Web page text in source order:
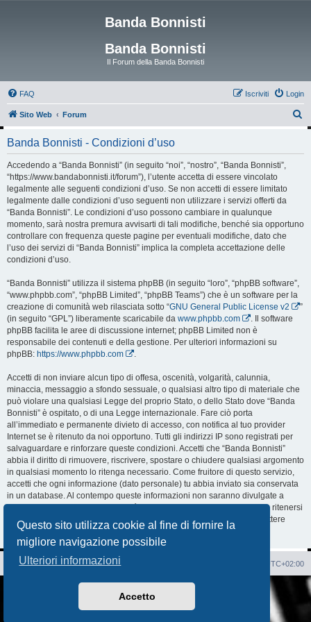
Questo sito utilizza cookie al fine di fornire la
migliore navigazione possibile
Ulteriori informazioni
Accetto
Banda Bonnisti
Banda Bonnisti
Il Forum della Banda Bonnisti
FAQ Login
Iscriviti
Sito Web Forum
Banda Bonnisti - Condizioni d’uso
Accedendo a “Banda Bonnisti” (in seguito “noi”, “nostro”, “Banda Bonnisti”,
“https://www.bandabonnisti.it/forum”), l’utente accetta di essere vincolato
legalmente alle seguenti condizioni d’uso. Se non accetti di essere limitato
legalmente dalle condizioni d’uso seguenti non utilizzare i servizi offerti da
“Banda Bonnisti”. Le condizioni d’uso possono cambiare in qualunque
momento, sarà nostra premura avvisarti di tali modifiche, benché sia opportuno
controllare con frequenza queste pagine per eventuali modifiche, dato che
l’uso dei servizi di “Banda Bonnisti” implica la completa accettazione delle
condizioni d’uso.
“Banda Bonnisti” utilizza il sistema phpBB (in seguito “loro”, “phpBB software”,
“www.phpbb.com”, “phpBB Limited”, “phpBB Teams”) che è un software per la
creazione di comunità web rilasciata sotto “GNU General Public License v2
”
(in seguito “GPL”) liberamente scaricabile da www.phpbb.com
. Il software
phpBB facilita le aree di discussione internet; phpBB Limited non è
responsabile dei contenuti e della gestione. Per ulteriori informazioni su
phpBB: https://www.phpbb.com .
Accetti di non inviare alcun tipo di offesa, oscenità, volgarità, calunnia,
minaccia, messaggio a sfondo sessuale, o qualsiasi altro tipo di materiale che
può violare una qualsiasi Legge del proprio Stato, o dello Stato dove “Banda
Bonnisti” è ospitato, o di una Legge internazionale. Fare ciò porta
all’immediato e permanente divieto di accesso, con notifica al tuo provider
Internet se è ritenuto da noi opportuno. Tutti gli indirizzi IP sono registrati per
salvaguardare e rinforzare queste condizioni. Accetti che “Banda Bonnisti”
abbia il diritto di rimuovere, riscrivere, spostare o chiudere qualsiasi argomento
in qualsiasi momento lo ritenga necessario. Come fruitore di questo servizio,
accetti che ogni informazione (dato personale) tu abbia inviato sia conservata
in un database. Al contempo queste informazioni non saranno divulgate a
nessuno senza il tuo consenso, né “Banda Bonnisti” o phpBB sono da ritenersi
responsabili per qualsiasi violazione al sistema che possa compromettere
queste informazioni.
Sito Web Forum UTC+02:00
Traduzione Italiana
AIF_COPYRIGHT